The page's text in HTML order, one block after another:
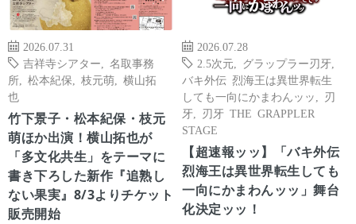
2026.07.31
吉祥寺シアター
名取事務
所
松本紀保 枝元萌
横山拓
也
竹下景子・松本紀保・枝元
萌ほか出演！横山拓也が
「多文化共生」をテーマに
書き下ろした新作『追熟し
ない果実』8/3よりチケット
販売開始
2026.07.28
2.5次元
グラップラー刃牙
バキ外伝 烈海王は異世界転生
しても一向にかまわんッッ
刃
牙
刃牙 THE GRAPPLER
STAGE
【超速報ッッ】「バキ外伝
烈海王は異世界転生しても
一向にかまわんッッ」舞台
化決定ッッ！